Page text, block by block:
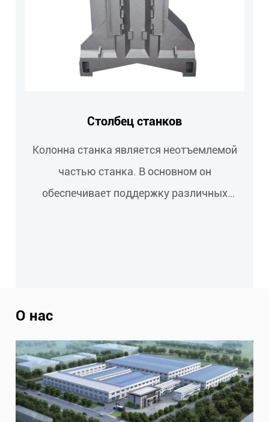
Столбец станков
Колонна станка является неотъемлемой
частью станка. В основном он
обеспечивает поддержку различных
О нас